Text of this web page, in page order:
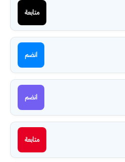
متابعة
انضم
انضم
متابعة